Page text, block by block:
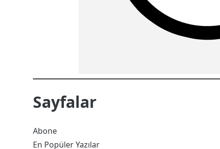
Sayfalar
Abone
En Popüler Yazılar